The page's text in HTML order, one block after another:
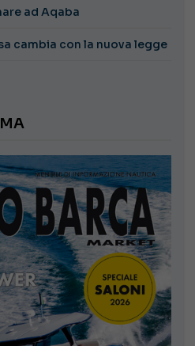
ad Aqaba
cambia con la nuova legge